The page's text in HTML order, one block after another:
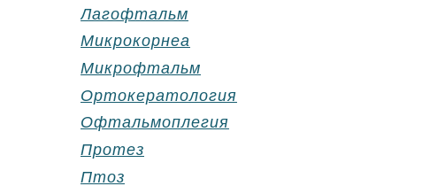
Лагофтальм
Микрокорнеа
Микрофтальм
Ортокератология
Офтальмоплегия
Протез
Птоз